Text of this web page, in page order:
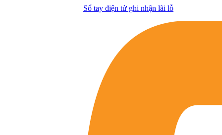
Sổ tay điện tử ghi nhận lãi lỗ